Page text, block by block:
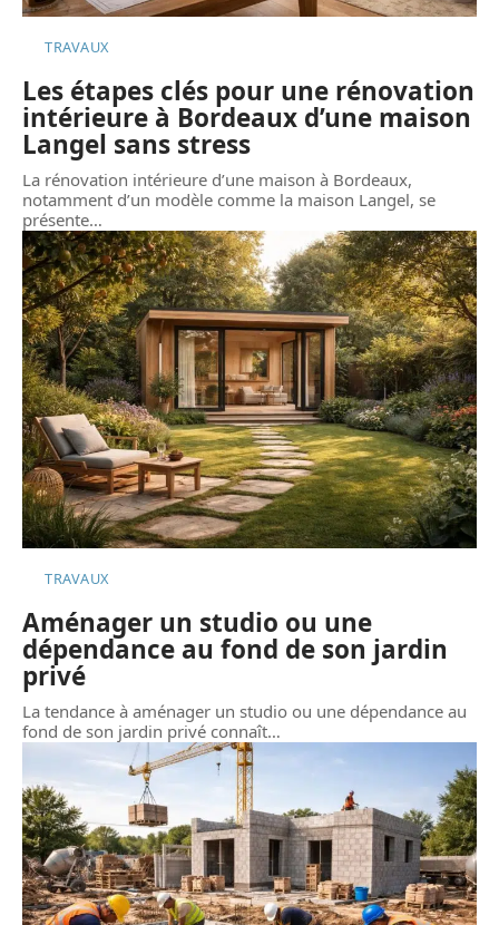
TRAVAUX
Les étapes clés pour une rénovation
intérieure à Bordeaux d’une maison
Langel sans stress
La rénovation intérieure d’une maison à Bordeaux,
notamment d’un modèle comme la maison Langel, se
présente…
TRAVAUX
Aménager un studio ou une
dépendance au fond de son jardin
privé
La tendance à aménager un studio ou une dépendance au
fond de son jardin privé connaît…